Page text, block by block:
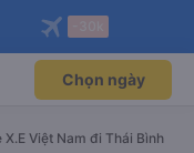
Mở app
qua
Mở app
Chọn ngày
X.E Việt Nam đi Thái Bình